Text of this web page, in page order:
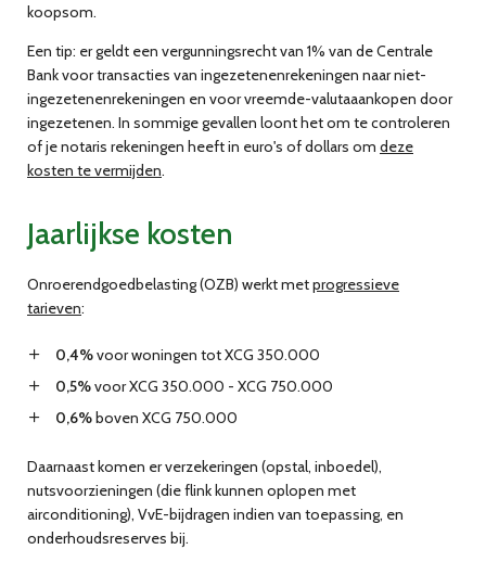
koopsom.
Een tip: er geldt een vergunningsrecht van 1% van de Centrale
Bank voor transacties van ingezetenenrekeningen naar niet-
ingezetenenrekeningen en voor vreemde-valutaaankopen door
ingezetenen. In sommige gevallen loont het om te controleren
of je notaris rekeningen heeft in euro's of dollars om deze
kosten te vermijden.
Jaarlijkse kosten
Onroerendgoedbelasting (OZB) werkt metprogressieve
tarieven:
0,4%voor woningen tot XCG 350.000
0,5%voor XCG 350.000 - XCG 750.000
0,6%boven XCG 750.000
Daarnaast komen er verzekeringen (opstal, inboedel),
nutsvoorzieningen (die flink kunnen oplopen met
airconditioning), VvE-bijdragen indien van toepassing, en
onderhoudsreserves bij.